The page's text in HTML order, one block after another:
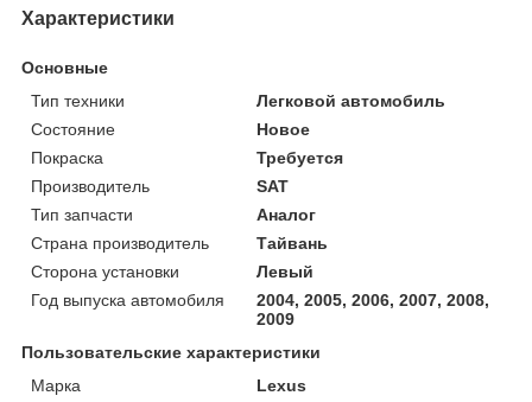
Характеристики
Основные
Тип техники
Легковой автомобиль
Состояние
Новое
Покраска
Требуется
Производитель
SAT
Тип запчасти
Аналог
Страна производитель
Тайвань
Сторона установки
Левый
Год выпуска автомобиля
2004, 2005, 2006, 2007, 2008,
2009
Пользовательские характеристики
Марка
Lexus